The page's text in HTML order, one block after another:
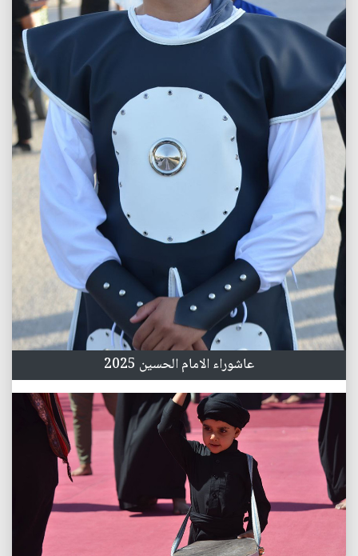
عاشوراء الامام الحسين 2025